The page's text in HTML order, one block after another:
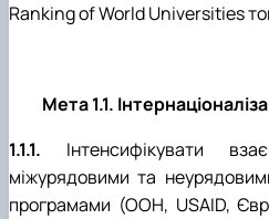
Ranking of World Universities
Мета 1.1.
1.1.1. Інтенсифікувати
міжурядовими та
програмами (ООН, USAID,